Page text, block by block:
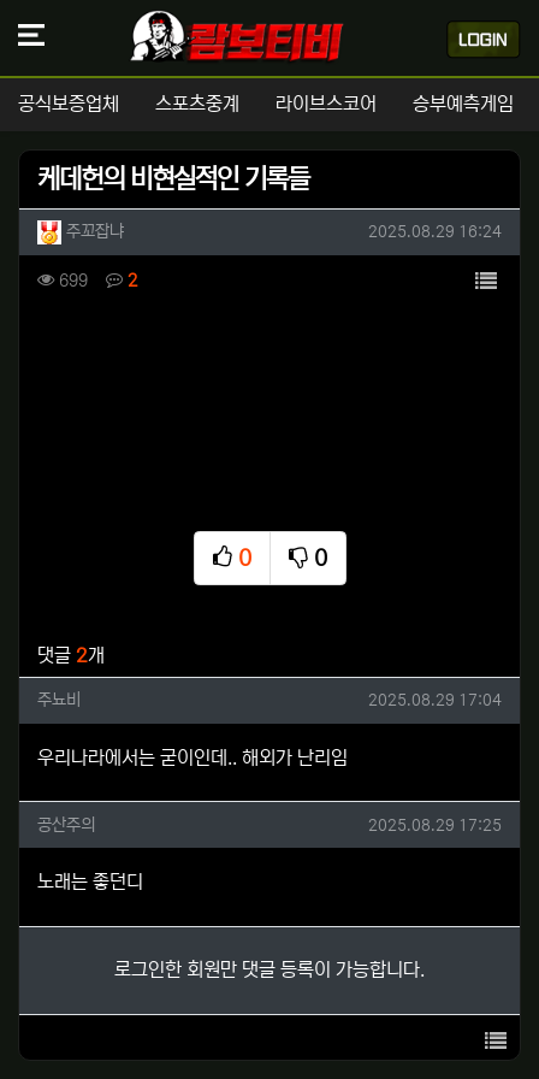
공식보증업체 스포츠중계 라이브스코어 승부예측게임
케데헌의 비현실적인 기록들
작성자 정보
주꼬잡냐작성 작성일
2025.08.29 16:24
컨텐츠 정보
699조회 2댓글 목록
0
추천
0
비추천
댓글 2개
주뇨비님의 댓글
주뇨비 작성일
2025.08.29 17:04
우리나라에서는 굳이인데.. 해외가 난리임
공산주의님의 댓글
공산주의 작성일
2025.08.29 17:25
노래는 좋던디
로그인한 회원만 댓글 등록이 가능합니다.
목록